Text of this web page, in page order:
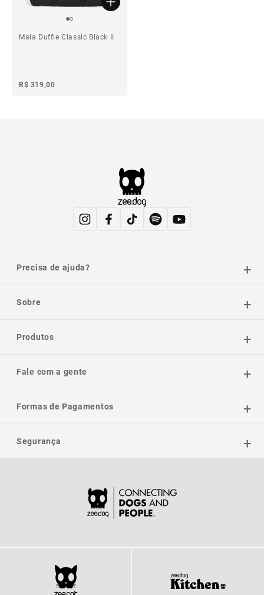
Mala Duffle Classic Black II
R$ 319,00
Precisa de ajuda?
Sobre
Produtos
Fale com a gente
Formas de Pagamentos
Segurança